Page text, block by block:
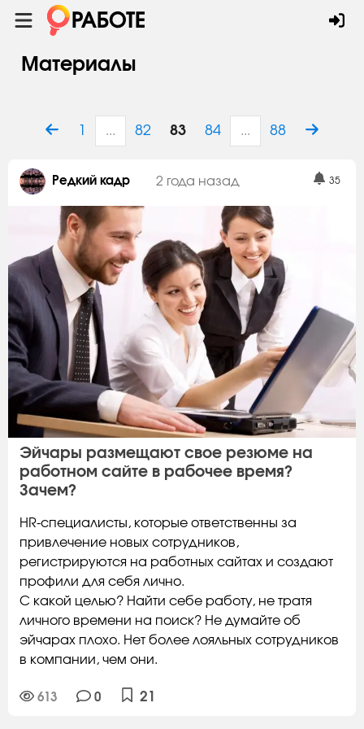
Материалы
1 ... 82 83 84 ... 88
Редкий кадр 2 года назад 35
Эйчары размещают свое резюме на
работном сайте в рабочее время?
Зачем?
HR-специалисты, которые ответственны за
привлечение новых сотрудников,
регистрируются на работных сайтах и создают
профили для себя лично.
С какой целью? Найти себе работу, не тратя
личного времени на поиск? Не думайте об
эйчарах плохо. Нет более лояльных сотрудников
в компании, чем они.
613 0 21